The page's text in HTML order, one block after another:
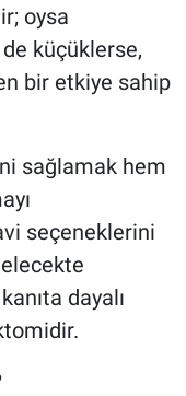
oysa
küçüklerse,
bir etkiye sahip
sağlamak hem
seçeneklerini
dayalı